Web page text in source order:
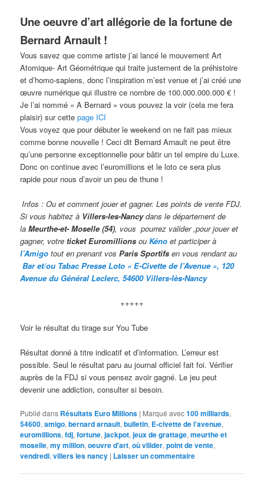
Une oeuvre d’art allégorie de la fortune de
Bernard Arnault !
Vous savez que comme artiste j’ai lancé le mouvement Art
Atomique- Art Géométrique qui traite justement de la préhistoire
et d’homo-sapiens, donc l’inspiration m’est venue et j’ai créé une
œuvre numérique qui illustre ce nombre de 100.000.000.000 € !
Je l’ai nommé « A Bernard » vous pouvez la voir (cela me fera
plaisir) sur cettepage ICI
Vous voyez que pour débuter le weekend on ne fait pas mieux
comme bonne nouvelle ! Ceci dit Bernard Arnault ne peut être
qu’une personne exceptionnelle pour bâtir un tel empire du Luxe.
Donc on continue avec l’euromillions et le loto ce sera plus
rapide pour nous d’avoir un peu de thune !
Infos : Ou et comment jouer et gagner. Les points de vente FDJ.
Si vous habitez à Villers-les-Nancydans le département de
laMeurthe-et- Moselle (54), vous pourrez valider ,pour jouer et
gagner, votre ticket Euromillions ouKéno et participer à
l’Amigo tout en prenant vosParis Sportifs en vous rendant au
Bar et/ou Tabac Presse Loto « E-Civette de l’Avenue », 120
Avenue du Général Leclerc, 54600 Villers-lès-Nancy
+++++
Voir le résultat du tirage sur You Tube
Résultat donné à titre indicatif et d’information. L’erreur est
possible. Seul le résultat paru au journal officiel fait foi. Vérifier
auprès de la FDJ si vous pensez avoir gagné. Le jeu peut
devenir une addiction, consulter si besoin.
Publié dans Résultats Euro Millions | Marqué avec100 milliards,
54600,amigo,bernard arnault,bulletin, E-civette de l'avenue,
euromillions,fdj,fortune,jackpot,jeux de grattage,meurthe et
moselle,my million,oeuvre d'art,où vllider,point de vente,
vendredi,villers les nancy | Laisser un commentaire